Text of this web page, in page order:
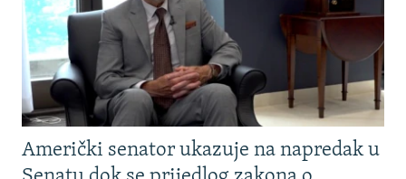
Američki senator ukazuje na napredak u